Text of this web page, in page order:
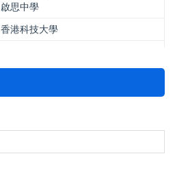
啟思中學
香港科技大學